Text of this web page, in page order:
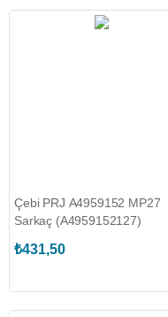
Çebi PRJ A4959152 MP27
Sarkaç (A4959152127)
₺431,50